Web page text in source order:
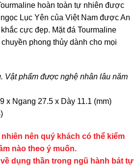
hoàn toàn tự nhiên được
Lục Yên của Việt Nam được An
cực đẹp. Mặt đá Tourmaline
phong thủy dành cho mọi
Vật phẩm được nghệ nhân lâu năm
x Ngang 27.5 x Dày 11.1 (mm)
nên quý khách có thể kiểm
nào theo ý muốn.
dụng thần trong ngũ hành bát tự